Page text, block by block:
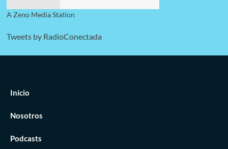
A Zeno Media Station
Tweets by RadioConectada
Inicio
Nosotros
Podcasts